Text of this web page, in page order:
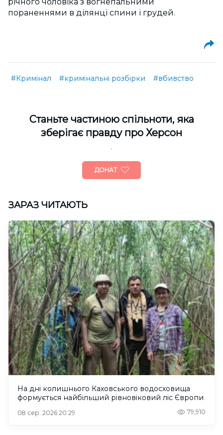
річного чоловіка з вогнепальними
пораненнями в ділянці спини і грудей.
#Кримінал #кримінальні розбірки #вбивство
Cтаньте частиною спільноти, яка
зберігає правду про Херсон
ДОНАТ
ЗАРАЗ ЧИТАЮТЬ
На дні колишнього Каховського водосховища
формується найбільший рівновіковий ліс Європи
08 сер. 2026 20:29 79,910